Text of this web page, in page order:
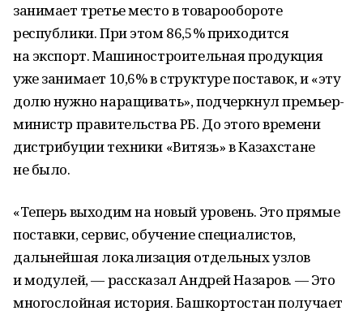
занимает третье место в товарообороте
республики. При этом 86,5% приходится
на экспорт. Машиностроительная продукция
уже занимает 10,6% в структуре поставок, и «эту
долю нужно наращивать», подчеркнул премьер-
министр правительства РБ. До этого времени
дистрибуции техники «Витязь» в Казахстане
не было.
«Теперь выходим на новый уровень. Это прямые
поставки, сервис, обучение специалистов,
дальнейшая локализация отдельных узлов
и модулей, — рассказал Андрей Назаров. — Это
многослойная история. Башкортостан получает